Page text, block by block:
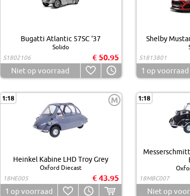
Bugatti Atlantic 57SC '37
Solido
S1802106
€ 50.95
Niet op voorraad
Shelby
S1813801
1 op voorraad
1:18 M
Heinkel Kabine LHD Troy Grey
Oxford Diecast
18HE005
€ 43.95
1 op voorraad
1:18
18MBC007
Niet op